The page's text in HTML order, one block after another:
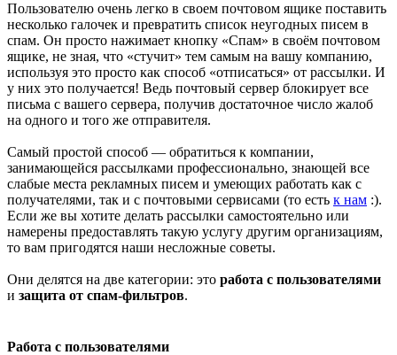
Пользователю очень легко в своем почтовом ящике поставить
несколько галочек и превратить список неугодных писем в
спам. Он просто нажимает кнопку «Спам» в своём почтовом
ящике, не зная, что «стучит» тем самым на вашу компанию,
используя это просто как способ «отписаться» от рассылки. И
у них это получается! Ведь почтовый сервер блокирует все
письма с вашего сервера, получив достаточное число жалоб
на одного и того же отправителя.
Самый простой способ — обратиться к компании,
занимающейся рассылками профессионально, знающей все
слабые места рекламных писем и умеющих работать как с
получателями, так и с почтовыми сервисами (то есть к нам :).
Если же вы хотите делать рассылки самостоятельно или
намерены предоставлять такую услугу другим организациям,
то вам пригодятся наши несложные советы.
Они делятся на две категории: это работа с пользователями
и защита от спам-фильтров.
Работа с пользователями